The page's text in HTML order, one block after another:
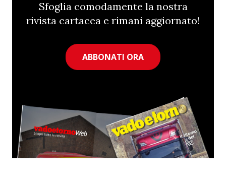
Sfoglia comodamente la nostra
rivista cartacea e rimani aggiornato!
ABBONATI ORA